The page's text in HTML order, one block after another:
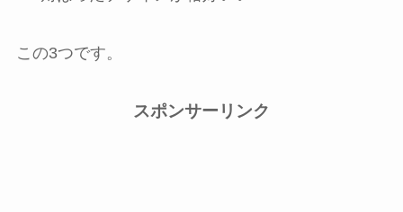
この3つです。
スポンサーリンク